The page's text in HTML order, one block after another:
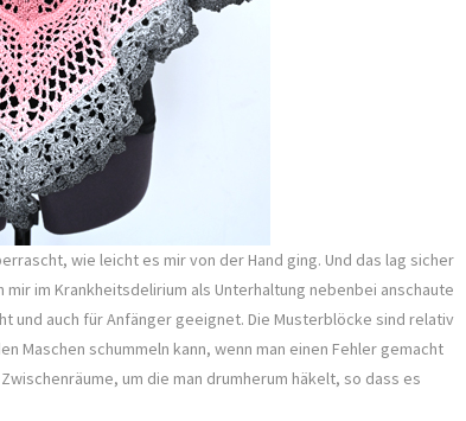
wie leicht es mir von der Hand ging. Und das lag sicher
im Krankheitsdelirium als Unterhaltung nebenbei anschaute
und auch für Anfänger geeignet. Die Musterblöcke sind relativ
Maschen schummeln kann, wenn man einen Fehler gemacht
um die man drumherum häkelt, so dass es